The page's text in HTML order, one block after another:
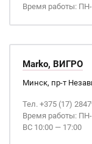
Время работы:
Marko, ВИГРО
Минск, пр-т
Тел. +375 (17)
Время работы:
ВС 10:00 — 17:00